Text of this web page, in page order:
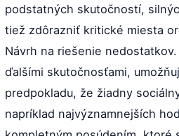
podstatných skutočností,
tiež zdôrazniť kritické miesta
Návrh na riešenie
ďalšími skutočnosťami,
predpokladu, že žiadny
napríklad najvýznamnejších